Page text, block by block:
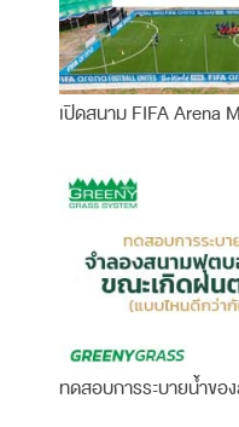
เปิดสนาม FIFA Arena
ทดสอบการระบายน้ำข